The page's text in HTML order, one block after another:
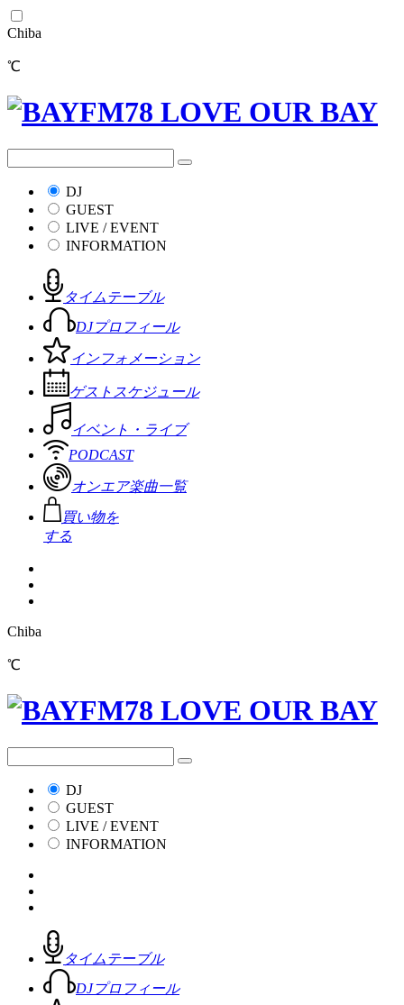
Chiba
℃
DJ
GUEST
LIVE / EVENT
INFORMATION
タイムテーブル
DJプロフィール
インフォメーション
ゲストスケジュール
イベント・ライブ
PODCAST
オンエア楽曲一覧
買い物を
する
Chiba
℃
DJ
GUEST
LIVE / EVENT
INFORMATION
タイムテーブル
DJプロフィール